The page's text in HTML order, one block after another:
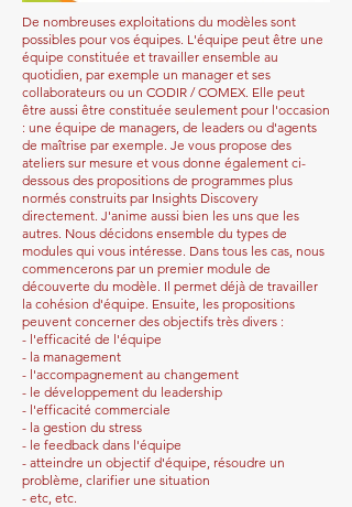
De nombreuses exploitations du modèles sont
possibles pour vos équipes. L'équipe peut être une
équipe constituée et travailler ensemble au
quotidien, par exemple un manager et ses
collaborateurs ou un CODIR / COMEX. Elle peut
être aussi être constituée seulement pour l'occasion
: une équipe de managers, de leaders ou d'agents
de maîtrise par exemple. Je vous propose des
ateliers sur mesure et vous donne également ci-
dessous des propositions de programmes plus
normés construits par Insights Discovery
directement. J'anime aussi bien les uns que les
autres. Nous décidons ensemble du types de
modules qui vous intéresse. Dans tous les cas, nous
commencerons par un premier module de
découverte du modèle. Il permet déjà de travailler
la cohésion d'équipe. Ensuite, les propositions
peuvent concerner des objectifs très divers :
- l'efficacité de l'équipe
- la management
- l'accompagnement au changement
- le développement du leadership
- l'efficacité commerciale
- la gestion du stress
- le feedback dans l'équipe
- atteindre un objectif d'équipe, résoudre un
problème, clarifier une situation
- etc, etc.